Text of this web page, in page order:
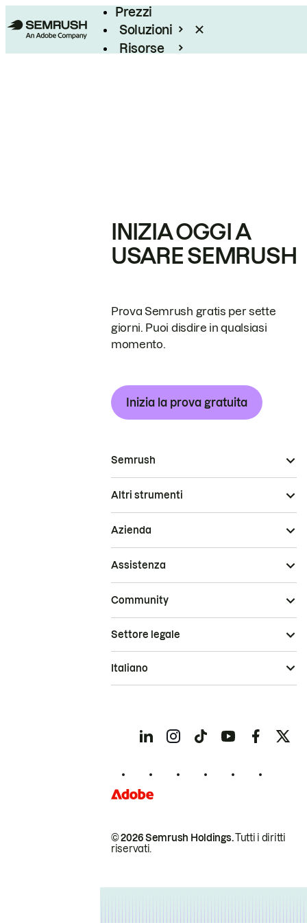
Prezzi
Soluzioni
Risorse
INIZIA OGGI A
USARE SEMRUSH
Prova Semrush gratis per sette
giorni. Puoi disdire in qualsiasi
momento.
Inizia la prova gratuita
Semrush
Altri strumenti
Azienda
Assistenza
Community
© 2026 Semrush Holdings.Tutti i diritti
riservati.
Settore legale
Italiano